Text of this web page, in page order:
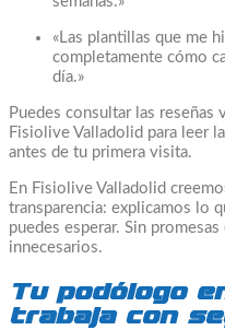
«Las plantillas que me
completamente cómo
día.»
Puedes consultar las
Fisiolive Valladolid para leer
antes de tu primera visita.
En Fisiolive Valladolid
transparencia: explicamos lo
puedes esperar. Sin
innecesarios.
Tu podólogo
trabaja con